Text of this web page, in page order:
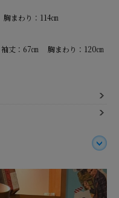
まわり：114㎝
67㎝ 胸まわり：120㎝